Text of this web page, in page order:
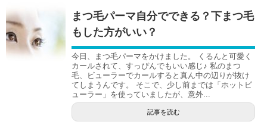
まつ毛パーマ自分でできる？下まつ毛
もした方がいい？
今日、まつ毛パーマをかけました。 くるんと可愛く
カールされて、すっぴんでもいい感じ♪ 私のまつ
毛、ビューラーでカールすると真ん中の辺りが抜け
てしまうんです。 そこで、少し前までは「ホットビ
ューラー」を使っていましたが、意外...
記事を読む